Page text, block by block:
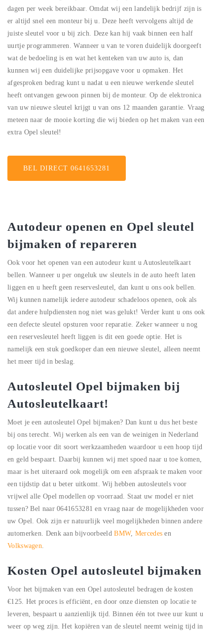
dagen per week bereikbaar. Omdat wij een landelijk bedrijf zijn is
er altijd snel een monteur bij u. Deze heeft vervolgens altijd de
juiste sleutel voor u bij zich. Deze kan hij vaak binnen een half
uurtje programmeren. Wanneer u van te voren duidelijk doorgeeft
wat de bedoeling is en wat het kenteken van uw auto is, dan
kunnen wij een duidelijke prijsopgave voor u opmaken. Het
afgesproken bedrag kunt u nadat u een nieuwe werkende sleutel
heeft ontvangen gewoon pinnen bij de monteur. Op de elektronica
van uw nieuwe sleutel krijgt u van ons 12 maanden garantie. Vraag
meteen naar de mooie korting die wij bieden op het maken van een
extra Opel sleutel!
BEL DIRECT 0641653281
Autodeur openen en Opel sleutel
bijmaken of repareren
Ook voor het openen van een autodeur kunt u Autosleutelkaart
bellen. Wanneer u per ongeluk uw sleutels in de auto heeft laten
liggen en u heeft geen reservesleutel, dan kunt u ons ook bellen.
Wij kunnen namelijk iedere autodeur schadeloos openen, ook als
dat andere hulpdiensten nog niet was gelukt! Verder kunt u ons ook
een defecte sleutel opsturen voor reparatie. Zeker wanneer u nog
een reservesleutel heeft liggen is dit een goede optie. Het is
namelijk een stuk goedkoper dan een nieuwe sleutel, alleen neemt
het meer tijd in beslag.
Autosleutel Opel bijmaken bij
Autosleutelkaart!
Moet je een autosleutel Opel bijmaken? Dan kunt u dus het beste
bij ons terecht. Wij werken als een van de weinigen in Nederland
op locatie voor dit soort werkzaamheden waardoor u een hoop tijd
en geld bespaart. Daarbij kunnen wij met spoed naar u toe komen,
maar is het uiteraard ook mogelijk om een afspraak te maken voor
een tijdstip dat u beter uitkomt. Wij hebben autosleutels voor
vrijwel alle Opel modellen op voorraad. Staat uw model er niet
tussen? Bel naar 0641653281 en vraag naar de mogelijkheden voor
uw Opel. Ook zijn er natuurlijk veel mogelijkheden binnen andere
automerken. Denk aan bijvoorbeeldBMW, Mercedes en
Volkswagen.
Kosten Opel autosleutel bijmaken
Voor het bijmaken van een Opel autosleutel bedragen de kosten
€125. Het proces is efficiënt, en door onze diensten op locatie te
leveren, bespaart u aanzienlijk tijd. Binnen één tot twee uur kunt u
weer op weg zijn. Het kopiëren van de sleutel neemt weinig tijd in